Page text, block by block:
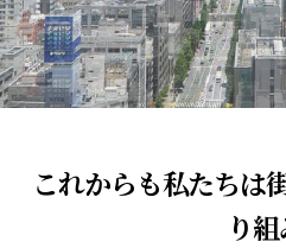
これからも私たちは
り